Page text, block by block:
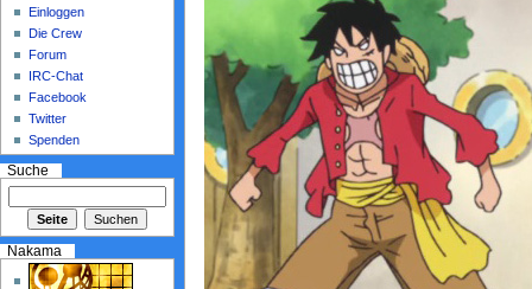
Einloggen
Die Crew
Forum
IRC-Chat
Facebook
Twitter
Spenden
Suche
Nakama